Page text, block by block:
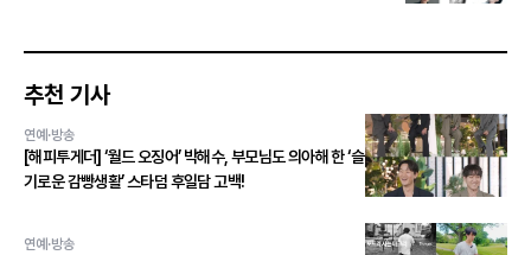
추천 기사
연예·방송
[해피투게더] ‘월드 오징어’ 박해수, 부모님도 의아해 한 ‘슬
기로운 감빵생활’ 스타덤 후일담 고백!
연예·방송